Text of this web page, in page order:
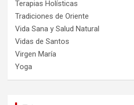
Terapias Holísticas
Tradiciones de Oriente
Vida Sana y Salud Natural
Vidas de Santos
Virgen María
Yoga